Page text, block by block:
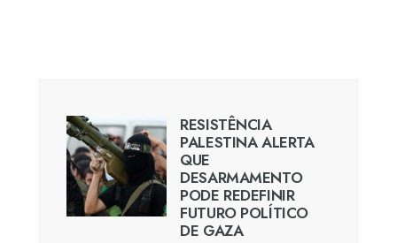
RESISTÊNCIA
PALESTINA ALERTA
QUE
DESARMAMENTO
PODE REDEFINIR
FUTURO POLÍTICO
DE GAZA